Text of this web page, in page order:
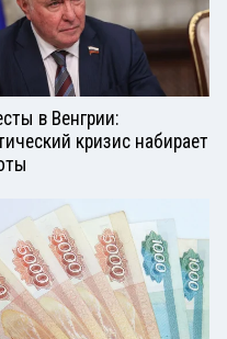
в Венгрии:
кризис набирает